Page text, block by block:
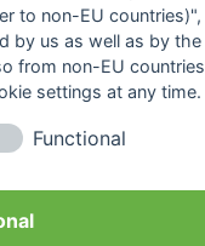
to non-EU countries)",
by us as well as by the
from non-EU
settings at any time.
Functional